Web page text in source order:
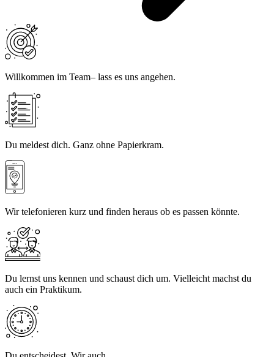
Willkommen im Team– lass es uns angehen.
Du meldest dich. Ganz ohne Papierkram.
Wir telefonieren kurz und finden heraus ob es passen könnte.
Du lernst uns kennen und schaust dich um. Vielleicht machst du
auch ein Praktikum.